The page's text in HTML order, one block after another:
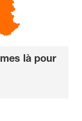
là pour